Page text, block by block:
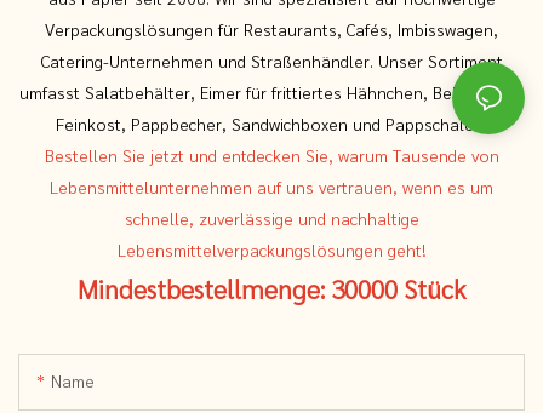
Verpackungslösungen für Restaurants, Cafés, Imbisswagen,
Catering-Unternehmen und Straßenhändler. Unser Sortiment
umfasst Salatbehälter, Eimer für frittiertes Hähnchen, Behälter für
Feinkost, Pappbecher, Sandwichboxen und Pappschalen.
Bestellen Sie jetzt und entdecken Sie, warum Tausende von
Lebensmittelunternehmen auf uns vertrauen, wenn es um
schnelle, zuverlässige und nachhaltige
Lebensmittelverpackungslösungen geht!
Mindestbestellmenge: 30000 Stück
Name